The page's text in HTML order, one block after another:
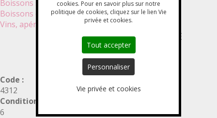
Boissons sans alcool
Boissons chaudes
Vins, apéritifs, bières et cidres
BIERE LA TRIBOULETTE BLONDE
Code :
4312
Conditionnement :
6
cookies. Pour en savoir plus sur notre
politique de cookies, cliquez sur le lien Vie
privée et cookies.
Tout accepter
Personnaliser
Vie privée et cookies